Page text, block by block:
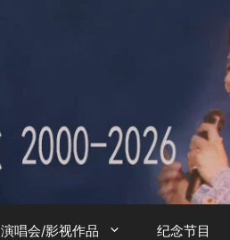
演唱会/影视作品 纪念节目